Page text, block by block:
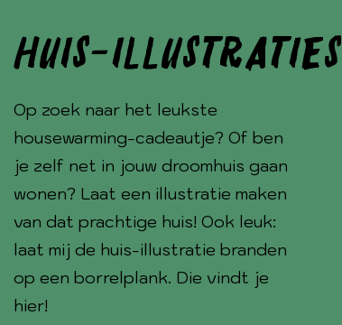
Huis-illustraties
Op zoek naar het leukste
housewarming-cadeautje? Of ben
je zelf net in jouw droomhuis gaan
wonen? Laat een illustratie maken
van dat prachtige huis! Ook leuk:
laat mij de huis-illustratie branden
op een borrelplank. Die vindt je
hier!